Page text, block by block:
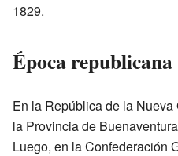
1829.
Época republicana
En la República de la
la Provincia de
Luego, en la Confederación